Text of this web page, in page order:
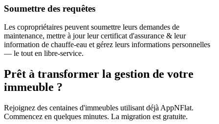
Soumettre des requêtes
Les copropriétaires peuvent soumettre leurs demandes de
maintenance, mettre à jour leur certificat d'assurance & leur
information de chauffe-eau et gérez leurs informations personnelles
— le tout en libre-service.
Prêt à transformer la gestion de votre
immeuble ?
Rejoignez des centaines d'immeubles utilisant déjà AppNFlat.
Commencez en quelques minutes. La migration est gratuite.